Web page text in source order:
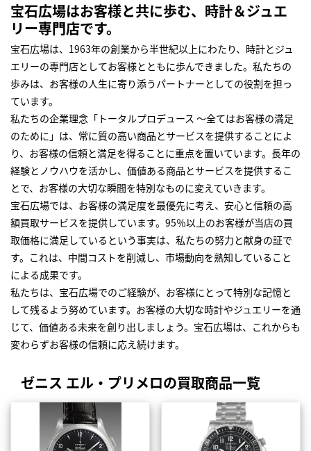
宝石広場はお客様と共に歩む、時計＆ジュエ
リー専門店です。
宝石広場は、1963年の創業から半世紀以上にわたり、時計とジュ
エリーの専門店としてお客様とともに歩んできました。私たちの
歩みは、お客様の人生に寄り添うパートナーとしての役割を担っ
ています。
私たちの企業理念「トータルプロデュース ～全てはお客様の満足
のために」は、常に質の高い商品とサービスを提供することによ
り、お客様の信頼と満足を得ることに重点を置いています。長年の
経験とノウハウを活かし、価値ある商品とサービスを提供するこ
とで、お客様の大切な瞬間を特別なものに変えていきます。
宝石広場では、お客様の満足度を最優先に考え、安心と信頼の高
額買取サービスを提供しています。95％以上のお客様が当店の買
取価格に満足しているという事実は、私たちの努力と献身の証で
す。これは、中間コストを削減し、市場動向を熟知していること
による成果です。
私たちは、宝石広場でのご経験が、お客様にとって特別な記憶と
して残るよう努めています。お客様の大切な時計やジュエリーを通
じて、価値ある未来を創り出しましょう。宝石広場は、これからも
変わらずお客様の信頼に応え続けます。
ゼニス エル・プリメロの買取商品一覧